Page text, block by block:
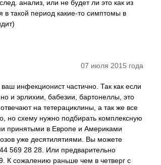
анализ, или не будет ли это как из
в такой период какие-то симптомы в
07 июля 2015 года
инфекционист частично. Так как если
и эрлихии, бабезии, бартонеллы, это
на тетерациклины, а так же все
но схему нужно подбирать комплексную
принятыми в Европе и Америками
уже десятилятиями. Вы можете
569 28 28. Или предварительно
К сожалению раньше чем в четверг с